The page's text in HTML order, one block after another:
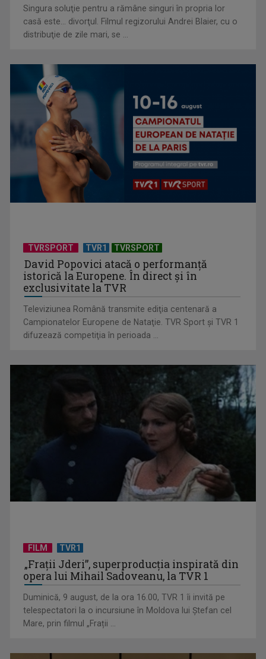
TELEȘCOALA: Limba engleză, nivel A1, lecția 5 / VIDEO
compunerea / VIDEO
TELEȘCOALA: Limba japoneză, lecția 4 / VIDEO
Singura soluţie pentru a rămâne singuri în propria lor
casă este... divorţul. Filmul regizorului Andrei Blaier, cu o
distribuţie de zile mari, se ...
TVRSPORT TVR1 TVRSPORT
David Popovici atacă o performanţă
istorică la Europene. În direct şi în
exclusivitate la TVR
Televiziunea Română transmite ediţia centenară a
Campionatelor Europene de Nataţie. TVR Sport şi TVR 1
difuzează competiţia în perioada ...
FILM TVR1
„Frații Jderi”, superproducția inspirată din
opera lui Mihail Sadoveanu, la TVR 1
Duminică, 9 august, de la ora 16.00, TVR 1 îi invită pe
telespectatori la o incursiune în Moldova lui Ștefan cel
Mare, prin filmul „Frații ...